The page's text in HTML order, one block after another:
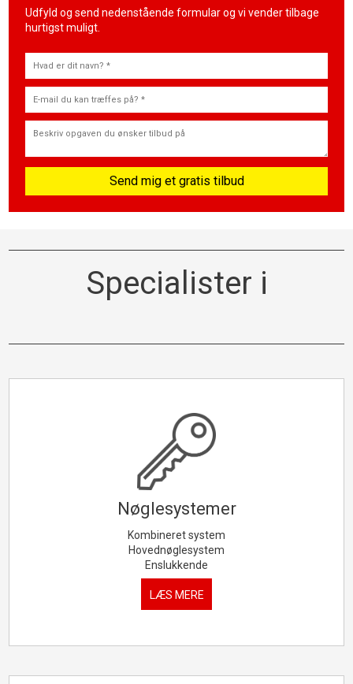
Udfyld og send nedenstående formular og vi vender tilbage
hurtigst muligt.
Specialister i​
​Nøglesystemer​
Kombineret system
Hovednøglesystem
Enslukkende
LÆS MERE